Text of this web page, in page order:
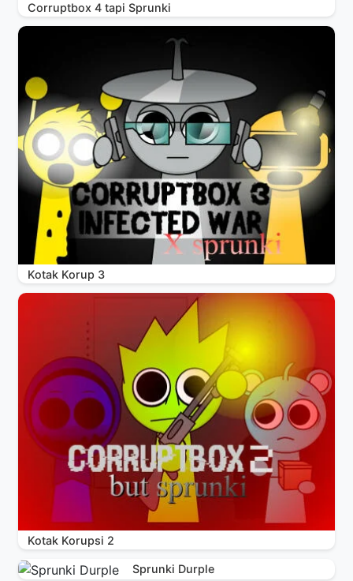
Corruptbox 4 tapi Sprunki
Kotak Korup 3
Kotak Korupsi 2
Sprunki Durple